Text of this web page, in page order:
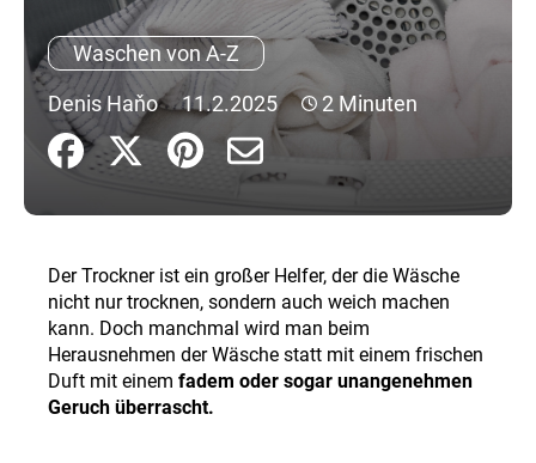
Waschen von A-Z
Denis Haňo
11.2.2025 2 Minuten
Der Trockner ist ein großer Helfer, der die Wäsche
nicht nur trocknen, sondern auch weich machen
kann. Doch manchmal wird man beim
Herausnehmen der Wäsche statt mit einem frischen
Duft mit einem fadem oder sogar unangenehmen
Geruch überrascht.
SUCHEN
i